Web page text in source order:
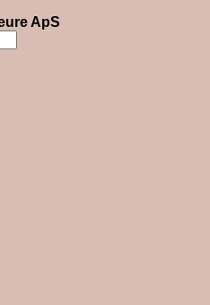
ApS